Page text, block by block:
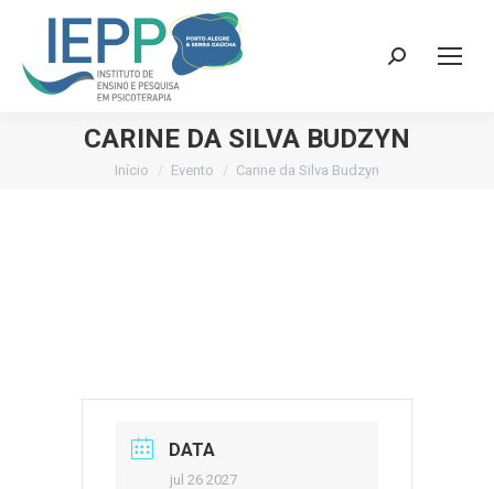
Search:
CARINE DA SILVA BUDZYN
Você está aqui:
Início Evento Carine da Silva Budzyn
DATA
jul 26 2027